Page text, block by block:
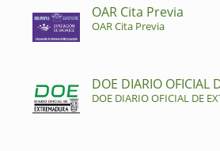
OAR Cita Previa
OAR Cita Previa
DOE DIARIO OFICIAL
DOE DIARIO OFICIAL DE